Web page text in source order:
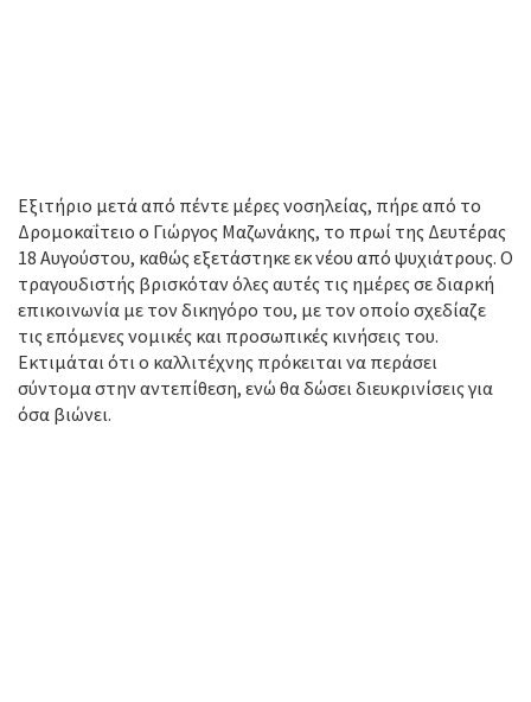
Εξιτήριο μετά από πέντε μέρες νοσηλείας, πήρε από το
Δρομοκαΐτειο ο Γιώργος Μαζωνάκης, το πρωί της Δευτέρας
18 Αυγούστου, καθώς εξετάστηκε εκ νέου από ψυχιάτρους. Ο
τραγουδιστής βρισκόταν όλες αυτές τις ημέρες σε διαρκή
επικοινωνία με τον δικηγόρο του, με τον οποίο σχεδίαζε
τις επόμενες νομικές και προσωπικές κινήσεις του.
Εκτιμάται ότι ο καλλιτέχνης πρόκειται να περάσει
σύντομα στην αντεπίθεση, ενώ θα δώσει διευκρινίσεις για
όσα βιώνει.